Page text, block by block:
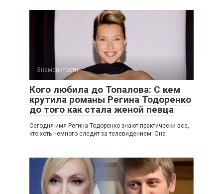
Знаменитости
Кого любила до Топалова: С кем
крутила романы Регина Тодоренко
до того как стала женой певца
Сегодня имя Регина Тодоренко знают практически все,
кто хоть немного следит за телевидением. Она